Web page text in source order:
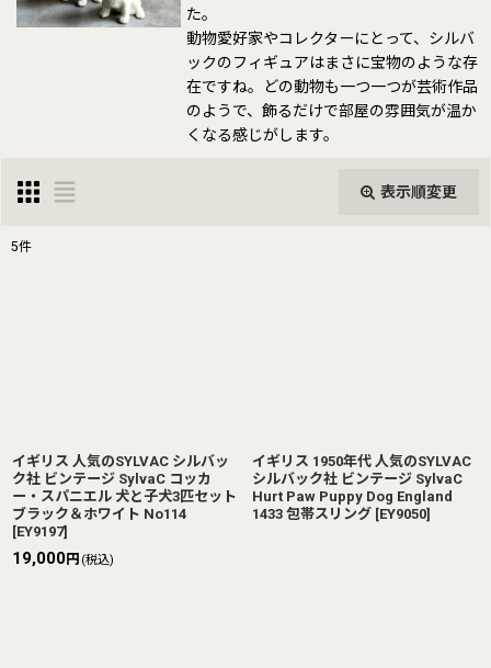
た。
動物愛好家やコレクターにとって、シルバ
ックのフィギュアはまさに宝物のような存
在ですね。どの動物も一つ一つが芸術作品
のようで、飾るだけで部屋の雰囲気が温か
くなる感じがします。
表示順変更
5件
イギリス 人気のSYLVAC シルバッ
ク社 ビンテージ SylvaC コッカ
ー・スパニエル 犬と子犬3匹セット
ブラック＆ホワイト No114
[EY9197]
19,000円 (税込)
イギリス 1950年代 人気のSYLVAC
シルバック社 ビンテージ SylvaC
Hurt Paw Puppy Dog England
1433 包帯スリング [EY9050]